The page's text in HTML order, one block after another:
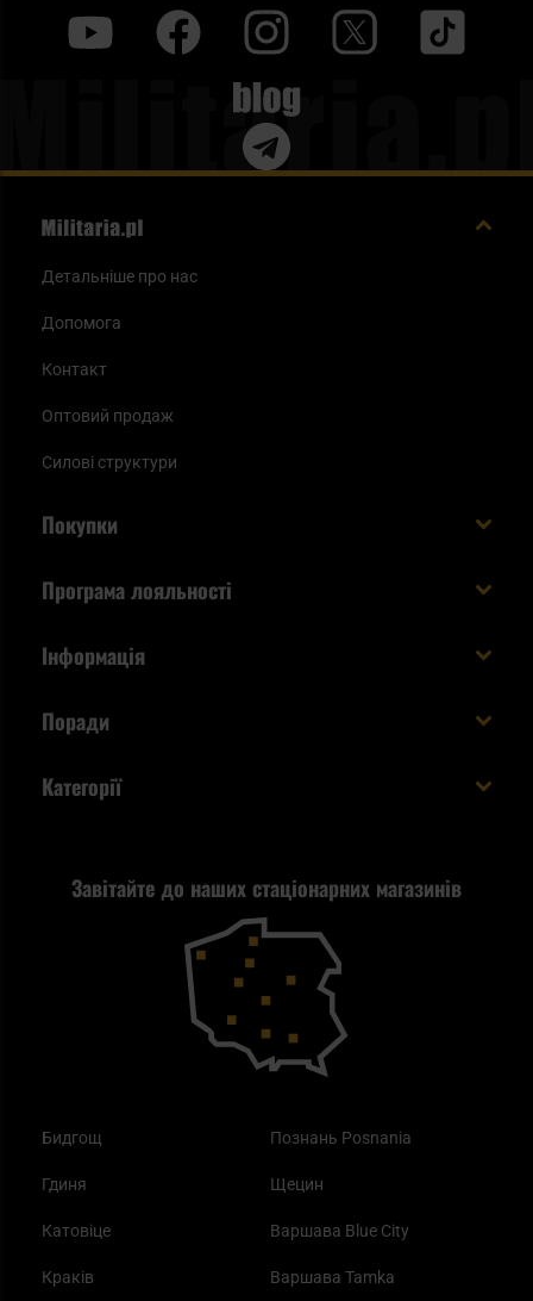
Blog
Детальніше про нас
Допомога
Контакт
Оптовий продаж
Силові структури
Покупки
Способи оплати
Статус замовлення
Tax Free
Програма лояльності
Увійдіть в систему
Завітайте до наших стаціонарних магазинів
Бидгощ
Гдиня
Катовіце
Краків
Познань Posnania
Щецин
Варшава Blue City
Варшава Tamka
Інформація
Політика конфіденційності
Повернення товару
Поради
спакувати?
Blackout - що це таке?
Як працює маска від смогу?
Найкращі спальні мішки на осінь
Категорії
Самозахист